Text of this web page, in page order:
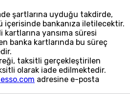
şartlarına uyduğu takdirde,
içerisinde bankanıza iletilecektir.
yansıma süresi
banka kartlarında bu süreç
taksitli gerçekleştirilen
olarak iade edilmektedir.
adresine e-posta